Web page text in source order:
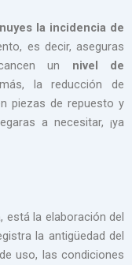
la incidencia de
es decir, aseguras
un nivel de
la reducción de
piezas de repuesto y
a necesitar, ¡ya
está la elaboración del
la antigüedad del
uso, las condiciones